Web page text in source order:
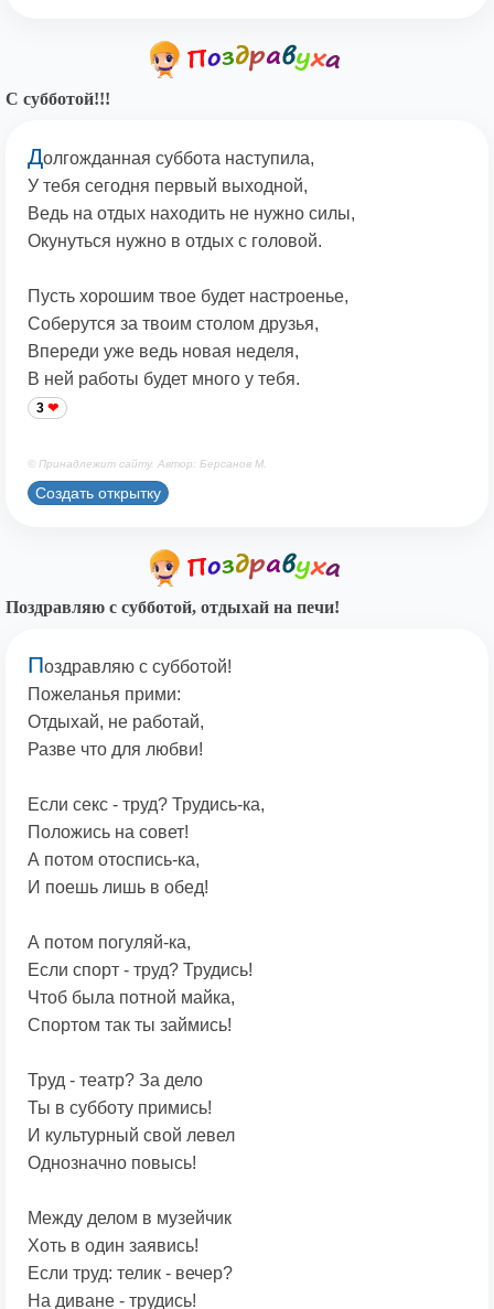
С субботой!!!
Долгожданная суббота наступила,
У тебя сегодня первый выходной,
Ведь на отдых находить не нужно силы,
Окунуться нужно в отдых с головой.
Пусть хорошим твое будет настроенье,
Соберутся за твоим столом друзья,
Впереди уже ведь новая неделя,
В ней работы будет много у тебя.
3
© Принадлежит сайту. Автор: Берсанов М.
Создать открытку
Поздравляю с субботой, отдыхай на печи!
Поздравляю с субботой!
Пожеланья прими:
Отдыхай, не работай,
Разве что для любви!
Если секс - труд? Трудись-ка,
Положись на совет!
А потом отоспись-ка,
И поешь лишь в обед!
А потом погуляй-ка,
Если спорт - труд? Трудись!
Чтоб была потной майка,
Спортом так ты займись!
Труд - театр? За дело
Ты в субботу примись!
И культурный свой левел
Однозначно повысь!
Между делом в музейчик
Хоть в один заявись!
Если труд: телик - вечер?
На диване - трудись!